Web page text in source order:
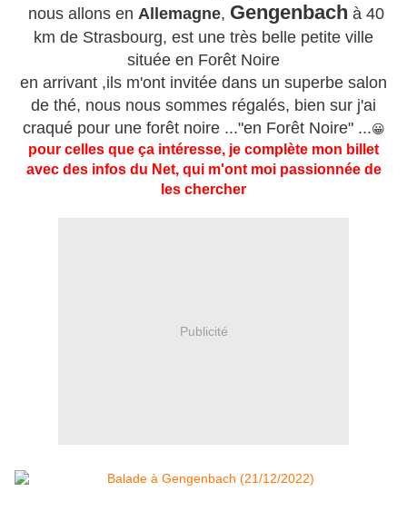
nous allons en Allemagne, Gengenbach à 40
km de Strasbourg, est une très belle petite ville
située en Forêt Noire
en arrivant ,ils m'ont invitée dans un superbe salon
de thé, nous nous sommes régalés, bien sur j'ai
craqué pour une forêt noire ..."en Forêt Noire" ...😀
pour celles que ça intéresse, je complète mon billet
avec des infos du Net, qui m'ont moi passionnée de
les chercher
Publicité